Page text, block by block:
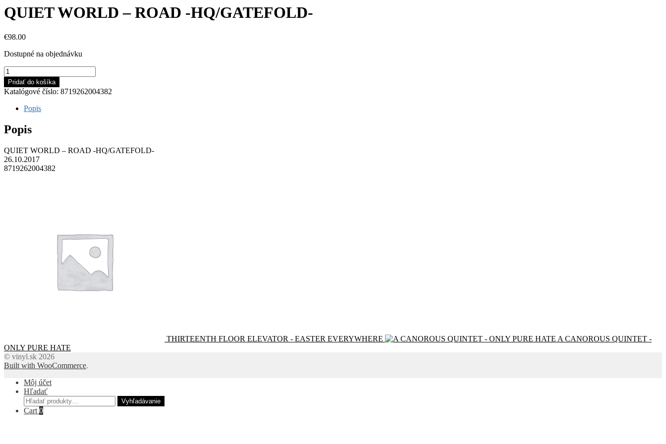
QUIET WORLD – ROAD -HQ/GATEFOLD-
€98.00
Dostupné na objednávku
množstvo
QUIET
WORLD
-
ROAD
HQ/GATEFOLD-
Pridať do košíka
Katalógové číslo: 8719262004382
Popis
Popis
QUIET WORLD – ROAD -HQ/GATEFOLD-
26.10.2017
8719262004382
THIRTEENTH FLOOR ELEVATOR - EASTER EVERYWHERE
A CANOROUS QUINTET -
ONLY PURE HATE
© vinyl.sk 2026
Built with WooCommerce.
Môj účet
Hľadať
Hľadať:
Vyhľadávanie
Cart 0